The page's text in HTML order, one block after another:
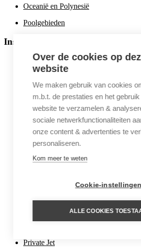
Oceanië en Polynesië
Poolgebieden
Inspiratie
Aanbiedingen
Cultuurreizen
Cruises
Familiereizen
Fly & Drive
Private Jet
Over de cookies op
website
We maken gebruik van cookies
m.b.t. de prestaties en het
website te verzamelen &
sociale netwerkfunctionaliteiten
onze content & advertenties te
personaliseren.
Kom meer te weten
Cookie-instellingen
ALLE COOKIES